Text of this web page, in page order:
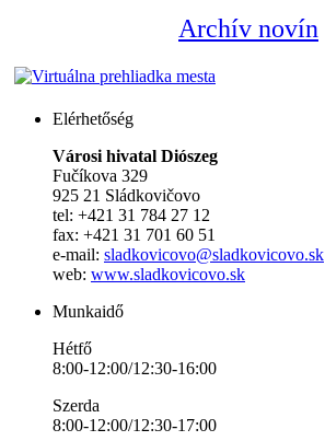
Archív novín
Elérhetőség
Városi hivatal Diószeg
Fučíkova 329
925 21 Sládkovičovo
tel: +421 31 784 27 12
fax: +421 31 701 60 51
e-mail: sladkovicovo@sladkovicovo.sk
web: www.sladkovicovo.sk
Munkaidő
Hétfő
8:00-12:00/12:30-16:00
Szerda
8:00-12:00/12:30-17:00